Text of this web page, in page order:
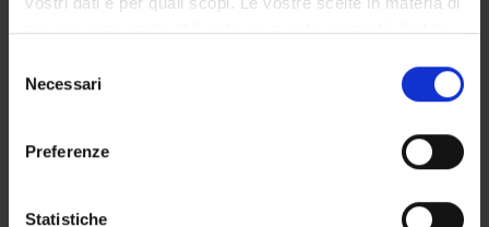
privacy sono applicabili solo su questa proprietà digitale
modificare o revocare il proprio consenso in qualsiasi
momento dalla Dichiarazione sui cookie o facendo clic
raccogliere informazioni sulla tua posizione
delNecessari
Preferenze
Statistiche
Assegnista di ricerca
Azinda Ospedaliera Medicina Clinica e Sperimentale